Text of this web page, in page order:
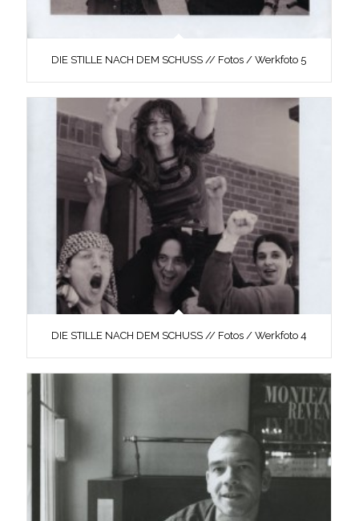
DIE STILLE NACH DEM SCHUSS // Fotos / Werkfoto 5
DIE STILLE NACH DEM SCHUSS // Fotos / Werkfoto 4